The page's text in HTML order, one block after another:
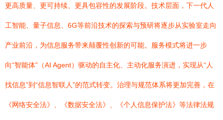
更高质量、更可持续、更具包容性的发展阶段。技术层面，下一代人
工智能、量子信息、6G等前沿技术的探索与预研将逐步从实验室走向
产业前沿，为信息服务带来颠覆性创新的可能。服务模式将进一步
向“智能体”（AI Agent）驱动的自主化、主动化服务演进，实现从“人
找信息”到“信息智联人”的范式转变。治理与规范体系将更加完善，在
《网络安全法》、《数据安全法》、《个人信息保护法》等法律法规